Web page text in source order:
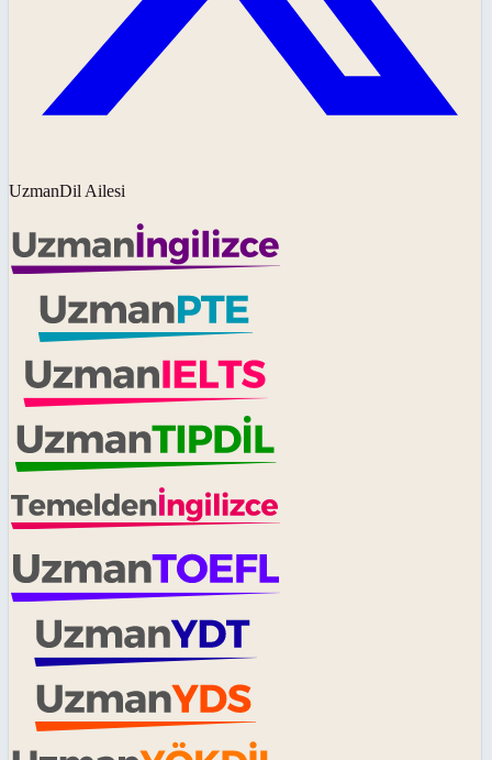
UzmanDil Ailesi